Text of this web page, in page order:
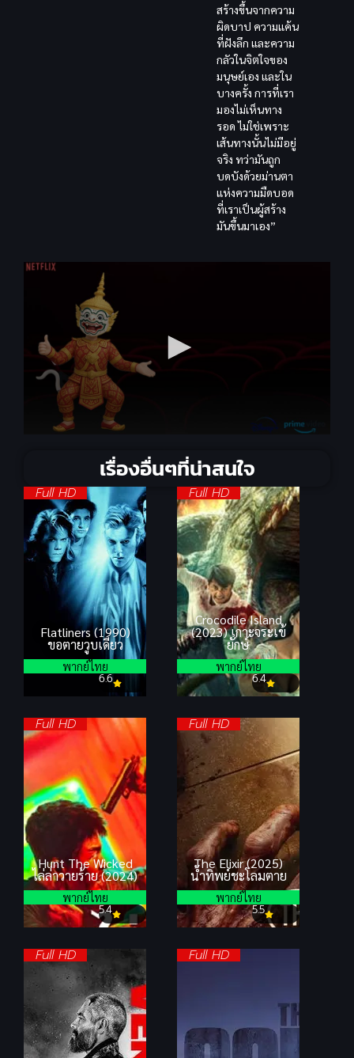
สร้างขึ้นจากความ
ผิดบาป ความแค้น
ที่ฝังลึก และความ
กลัวในจิตใจของ
มนุษย์เอง และใน
บางครั้ง การที่เรา
มองไม่เห็นทาง
รอด ไม่ใช่เพราะ
เส้นทางนั้นไม่มีอยู่
จริง ทว่ามันถูก
บดบังด้วยม่านตา
แห่งความมืดบอด
ที่เราเป็นผู้สร้าง
มันขึ้นมาเอง”
เรื่องอื่นๆที่น่าสนใจ
Full HD
Flatliners (1990)
ขอตายวูบเดียว
6.6
พากย์ไทย
Full HD
Crocodile Island
(2023) เกาะจระเข้
ยักษ์
6.4
พากย์ไทย
Full HD
Hunt The Wicked
ไล่ล่าวายร้าย (2024)
5.4
พากย์ไทย
Full HD
The Elixir (2025)
น้ำทิพย์ชะโลมตาย
5.5
พากย์ไทย
Full HD Full HD